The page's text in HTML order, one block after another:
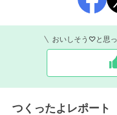
おいしそう♡と思
つくったよレポート